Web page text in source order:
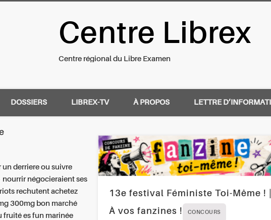
du Libre Examen
Centre Librex
Centre régional du Libre Examen
DOSSIERS LIBREX-TV À PROPOS LETTRE
derriere ou suivre
négocieraient ses
rechutentachetez
300mg bon marché
fruité es fun marinée
13e festival Féministe Toi-Même !
À vos fanzines !
CONCOURS